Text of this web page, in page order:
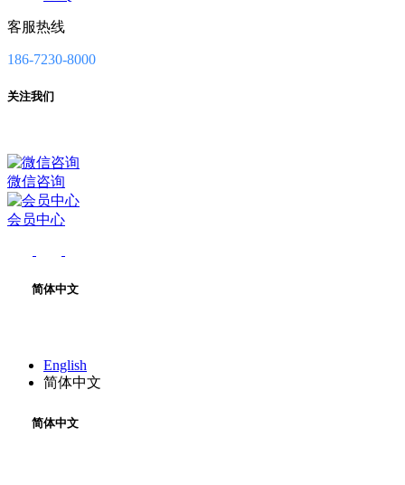
客服热线
186-7230-8000
关注我们
微信咨询
会员中心
简体中文
English
简体中文
简体中文